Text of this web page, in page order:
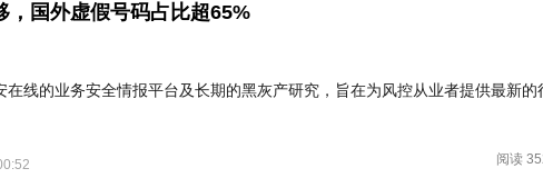
，国外虚假号码占比超65%
线的业务安全情报平台及长期的黑灰产研究，旨在为风控从业者提供最新的
阅读